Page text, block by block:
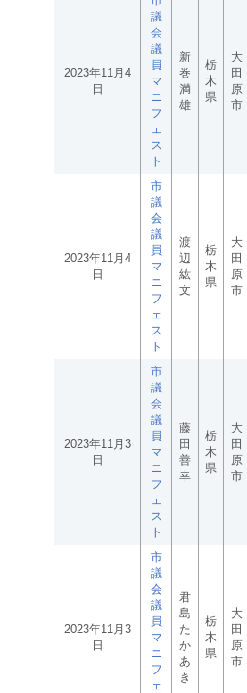
2023年11月4
日
議
会
議
員
マ
ニ
フ
ェ
ス
ト
新
巻
満
雄
栃
木
県
大
田
原
市
2023年11月4
日
市
議
会
議
員
マ
ニ
フ
ェ
ス
ト
渡
辺
紘
文
栃
木
県
大
田
原
市
2023年11月3
日
市
議
会
議
員
マ
ニ
フ
ェ
ス
ト
藤
田
善
幸
栃
木
県
大
田
原
市
2023年11月3
日
市
議
会
議
員
マ
ニ
フ
ェ
君
島
た
か
あ
き
栃
木
県
大
田
原
市